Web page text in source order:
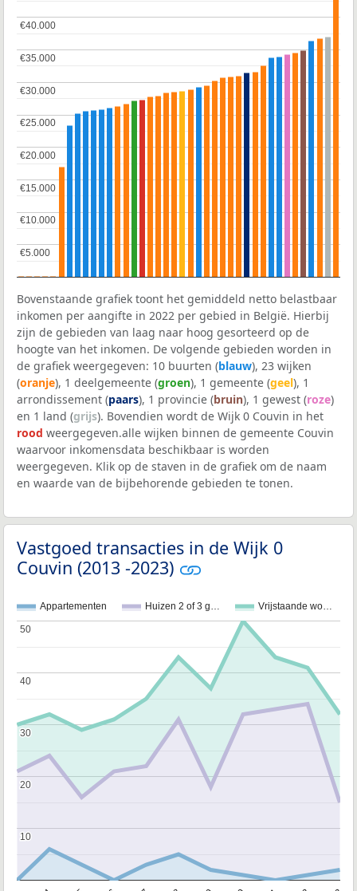
€5.000
€5.000
€10.000
€10.000
€15.000
€15.000
€20.000
€20.000
€25.000
€25.000
€30.000
€30.000
€35.000
€35.000
€40.000
€40.000
Bovenstaande grafiek toont het gemiddeld netto belastbaar
inkomen per aangifte in 2022 per gebied in België. Hierbij
zijn de gebieden van laag naar hoog gesorteerd op de
hoogte van het inkomen. De volgende gebieden worden in
de grafiek weergegeven: 10 buurten (blauw), 23 wijken
(oranje), 1 deelgemeente (groen), 1 gemeente (geel), 1
arrondissement (paars), 1 provincie (bruin), 1 gewest (roze)
en 1 land (grijs). Bovendien wordt de Wijk 0 Couvin in het
rood weergegeven.alle wijken binnen de gemeente Couvin
waarvoor inkomensdata beschikbaar is worden
weergegeven. Klik op de staven in de grafiek om de naam
en waarde van de bijbehorende gebieden te tonen.
Vastgoed transacties in de Wijk 0
Couvin (2013 -2023)
Appartementen Huizen 2 of 3 g… Vrijstaande wo…
10
10
20
20
30
30
40
40
50
50